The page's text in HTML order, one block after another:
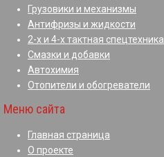
Грузовики и механизмы
Антифризы и жидкости
2-х и 4-х тактная спецтехника
Смазки и добавки
Автохимия
Отопители и обогреватели
Меню сайта
Главная страница
О проекте